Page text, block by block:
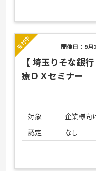
開催日：9
【 埼玉りそな銀
療ＤＸセミナー
対象
企業様向
認定
なし